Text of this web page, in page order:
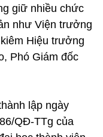
giữ nhiều chức
như Viện trưởng
Hiệu trưởng
Phó Giám đốc
lập ngày
QĐ-TTg của